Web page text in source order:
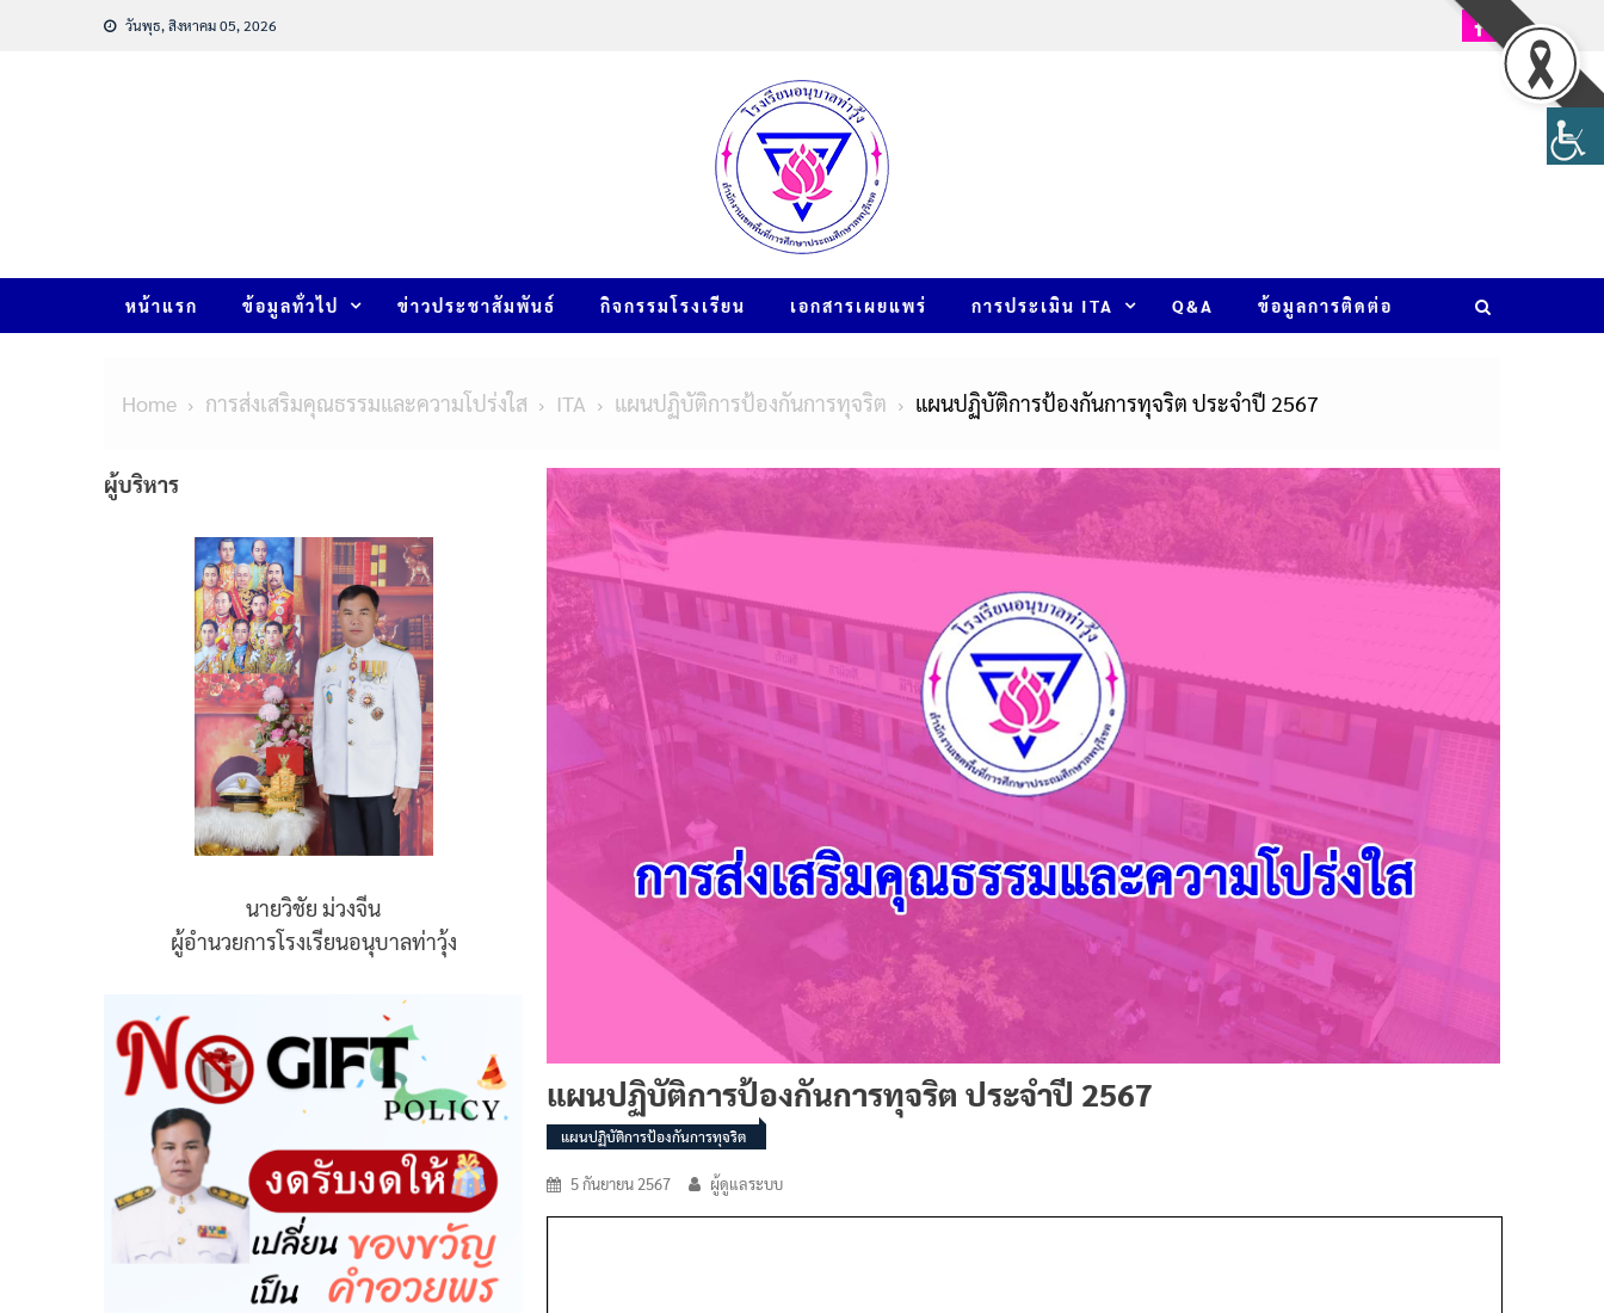
วันพุธ, สิงหาคม 05, 2026
หน้าแรก ข้อมูลทั่วไป ข่าวประชาสัมพันธ์ กิจกรรมโรงเรียน เอกสารเผยแพร่ การประเมิน ITA Q&A ข้อมูลการติดต่อ
Home การส่งเสริมคุณธรรมและความโปร่งใส ITA แผนปฏิบัติการป้องกันการทุจริต แผนปฏิบัติการป้องกันการทุจริต ประจำปี 2567
แผนปฏิบัติการป้องกันการทุจริต ประจำปี 2567
แผนปฏิบัติการป้องกันการทุจริต
5 กันยายน 2567 ผู้ดูแลระบบ
ผู้บริหาร
นายวิชัย ม่วงจีน
ผู้อำนวยการโรงเรียนอนุบาลท่าวุ้ง